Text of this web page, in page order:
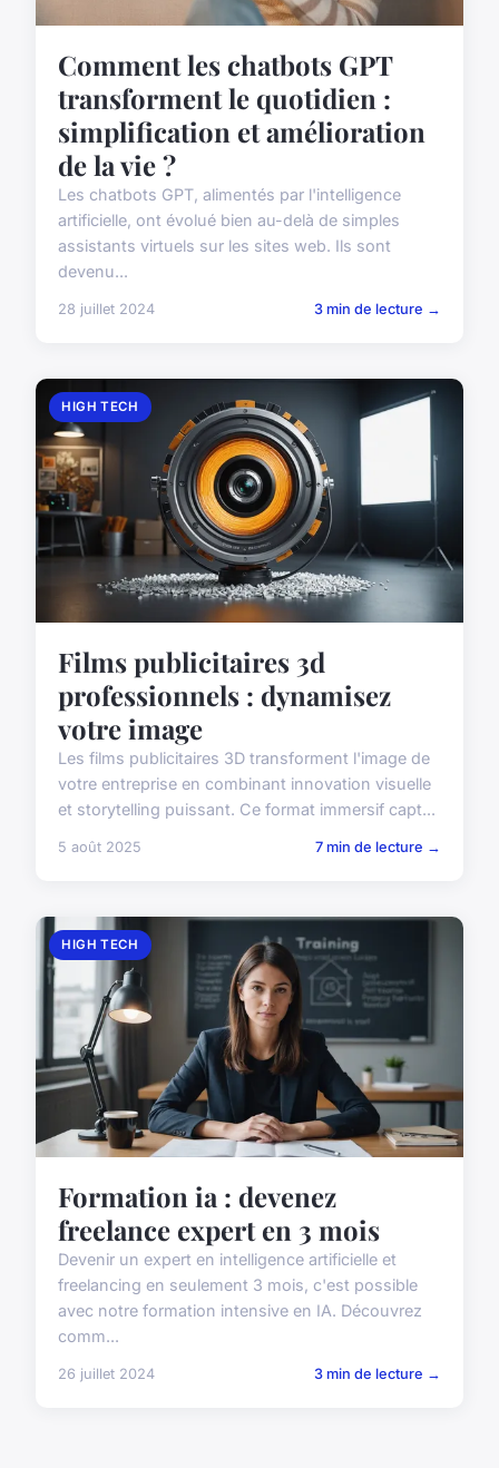
Comment les chatbots GPT
transforment le quotidien :
simplification et amélioration
de la vie ?
Les chatbots GPT, alimentés par l'intelligence
artificielle, ont évolué bien au-delà de simples
assistants virtuels sur les sites web. Ils sont
devenu...
28 juillet 2024 3 min de lecture →
HIGH TECH
Films publicitaires 3d
professionnels : dynamisez
votre image
Les films publicitaires 3D transforment l'image de
votre entreprise en combinant innovation visuelle
et storytelling puissant. Ce format immersif capt...
5 août 2025 7 min de lecture →
HIGH TECH
Formation ia : devenez
freelance expert en 3 mois
Devenir un expert en intelligence artificielle et
freelancing en seulement 3 mois, c'est possible
avec notre formation intensive en IA. Découvrez
comm...
26 juillet 2024 3 min de lecture →